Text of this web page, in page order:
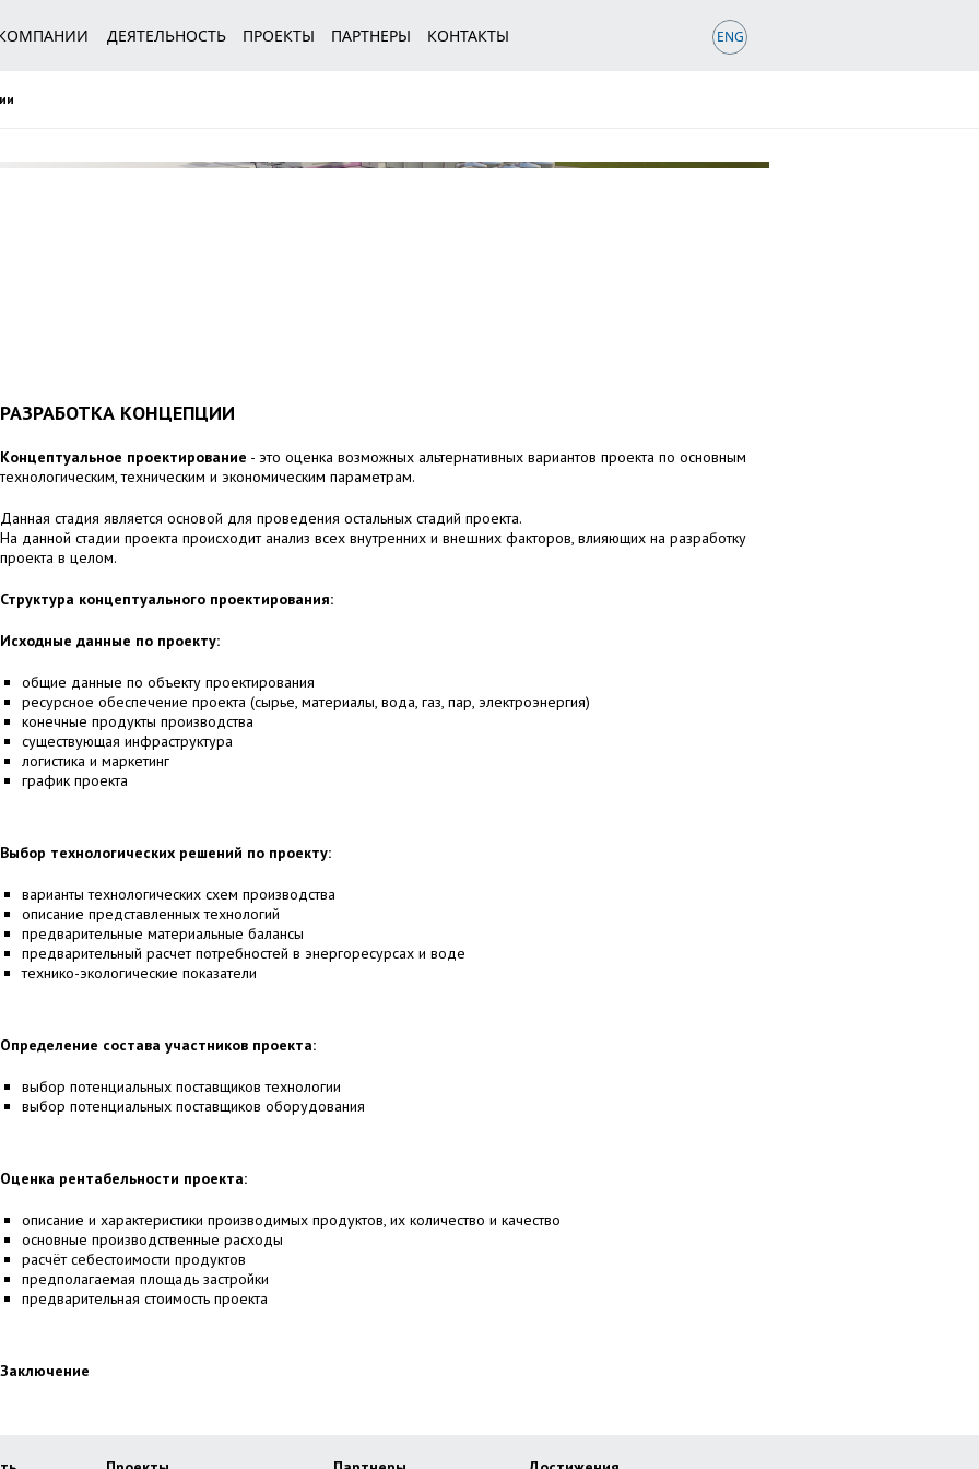
ДЕЯТЕЛЬНОСТЬ ПРОЕКТЫ ПАРТНЕРЫ КОНТАКТЫ ENG
ENG
РАЗРАБОТКА КОНЦЕПЦИИ
Концептуальное проектирование - это оценка возможных альтернативных вариантов проекта по основным
технологическим, техническим и экономическим параметрам.
Данная стадия является основой для проведения остальных стадий проекта.
На данной стадии проекта происходит анализ всех внутренних и внешних факторов, влияющих на разработку
проекта в целом.
Структура концептуального проектирования:
Исходные данные по проекту:
общие данные по объекту проектирования
ресурсное обеспечение проекта (сырье, материалы, вода, газ, пар, электроэнергия)
конечные продукты производства
существующая инфраструктура
логистика и маркетинг
график проекта
Выбор технологических решений по проекту:
варианты технологических схем производства
описание представленных технологий
предварительные материальные балансы
предварительный расчет потребностей в энергоресурсах и воде
технико-экологические показатели
Определение состава участников проекта:
выбор потенциальных поставщиков технологии
выбор потенциальных поставщиков оборудования
Оценка рентабельности проекта:
описание и характеристики производимых продуктов, их количество и качество
основные производственные расходы
расчёт себестоимости продуктов
предполагаемая площадь застройки
предварительная стоимость проекта
Заключение